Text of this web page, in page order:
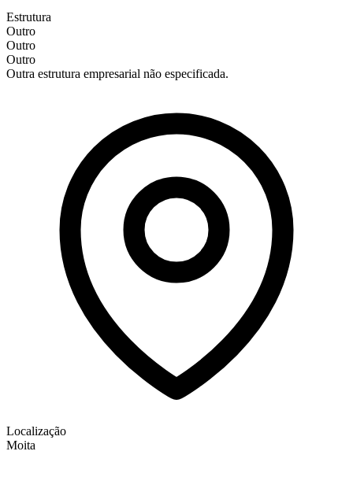
Estrutura
Outro
Outro
Outro
Outra estrutura empresarial não especificada.
Localização
Moita